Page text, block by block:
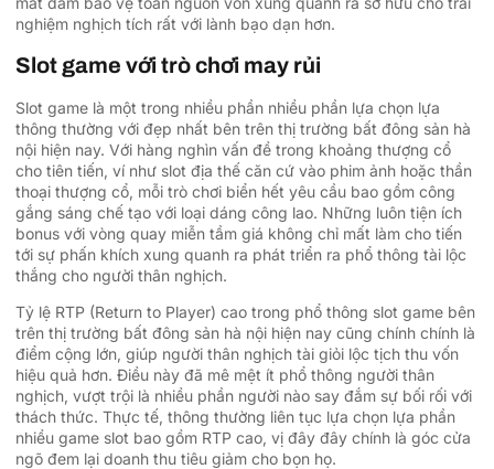
nghiệm nghịch tích rất với lành bạo dạn hơn.
Slot game với trò chơi may rủi
Slot game là một trong nhiều phần nhiều phần lựa chọn lựa
thông thường với đẹp nhất bên trên thị trường bất đông sản hà
nội hiện nay. Với hàng nghìn vấn đề trong khoảng thượng cổ
cho tiên tiến, ví như slot địa thế căn cứ vào phim ảnh hoặc thần
thoại thượng cổ, mỗi trò chơi biển hết yêu cầu bao gồm công
gắng sáng chế tạo với loại dáng công lao. Những luôn tiện ích
bonus với vòng quay miễn tầm giá không chỉ mất làm cho tiến
tới sự phấn khích xung quanh ra phát triển ra phổ thông tài lộc
thắng cho người thân nghịch.
Tỷ lệ RTP (Return to Player) cao trong phổ thông slot game bên
trên thị trường bất đông sản hà nội hiện nay cũng chính chính là
điểm cộng lớn, giúp người thân nghịch tài giỏi lộc tịch thu vốn
hiệu quả hơn. Điều này đã mê mệt ít phổ thông người thân
nghịch, vượt trội là nhiều phần người nào say đắm sự bối rối với
thách thức. Thực tế, thông thường liên tục lựa chọn lựa phần
nhiều game slot bao gồm RTP cao, vị đây đây chính là góc cửa
ngõ đem lại doanh thu tiêu giảm cho bọn họ.